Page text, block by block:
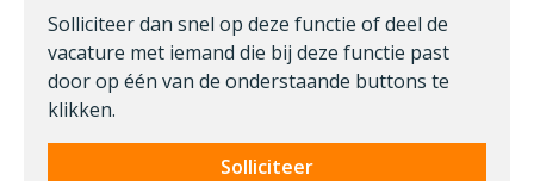
Solliciteer dan snel op deze functie of deel de
vacature met iemand die bij deze functie past
door op één van de onderstaande buttons te
klikken.
Solliciteer